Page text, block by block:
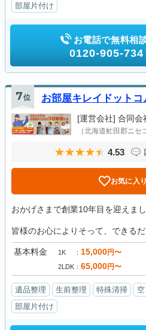
部屋片付け
お電話で無料相
0120-905-734
7位 お部屋キレイドットコ
[運営会社] 合同会
（北海道虻田郡ニセ
4.53
お気に入
おかげさまで創業10年目を迎えまし
皆様のお心によりそって、できるだ
基本料金 1K 15,000円〜
2LDK 65,000円〜
遺品整理 生前整理 特殊清掃
部屋片付け